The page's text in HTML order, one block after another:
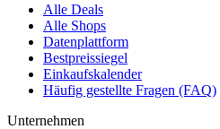
Alle Deals
Alle Shops
Datenplattform
Bestpreissiegel
Einkaufskalender
Häufig gestellte Fragen (FAQ)
Unternehmen